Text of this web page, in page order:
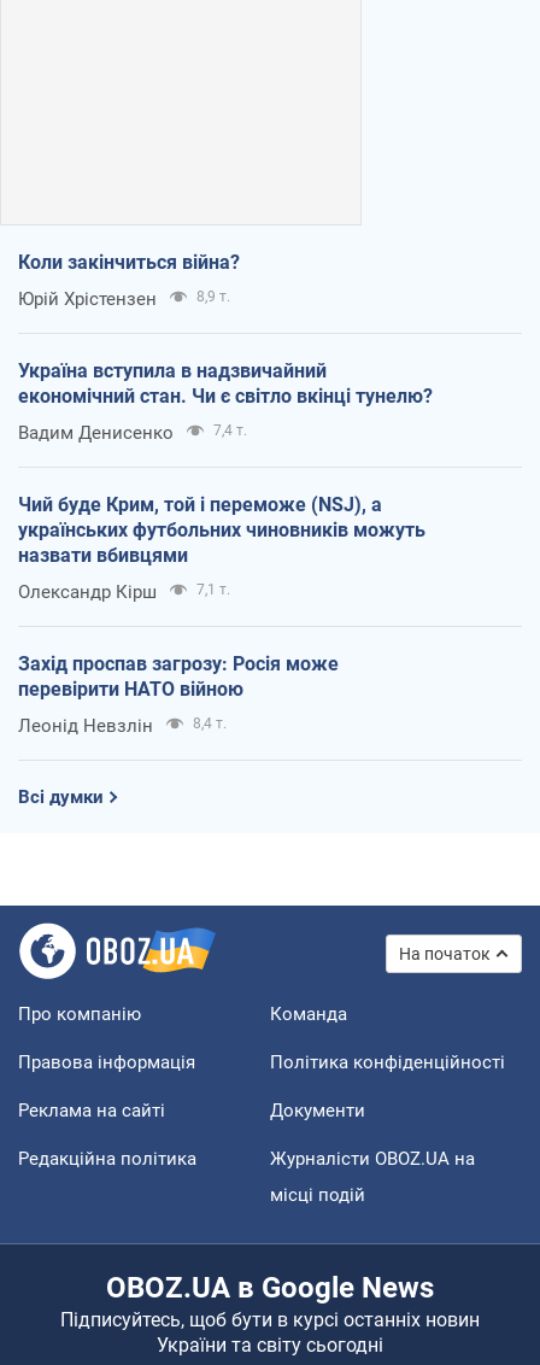
Коли закінчиться війна?
Юрій Хрістензен 8,9 т.
Україна вступила в надзвичайний
економічний стан. Чи є світло вкінці тунелю?
Вадим Денисенко 7,4 т.
Чий буде Крим, той і переможе (NSJ), а
українських футбольних чиновників можуть
назвати вбивцями
Олександр Кірш 7,1 т.
Захід проспав загрозу: Росія може
перевірити НАТО війною
Леонід Невзлін 8,4 т.
Всі думки
На початок
Про компанію Команда
Правова інформація Політика конфіденційності
Реклама на сайті Документи
Редакційна політика
Журналісти OBOZ.UA на
місці подій
OBOZ.UA в Google News
Підписуйтесь, щоб бути в курсі останніх новин
України та світу сьогодні